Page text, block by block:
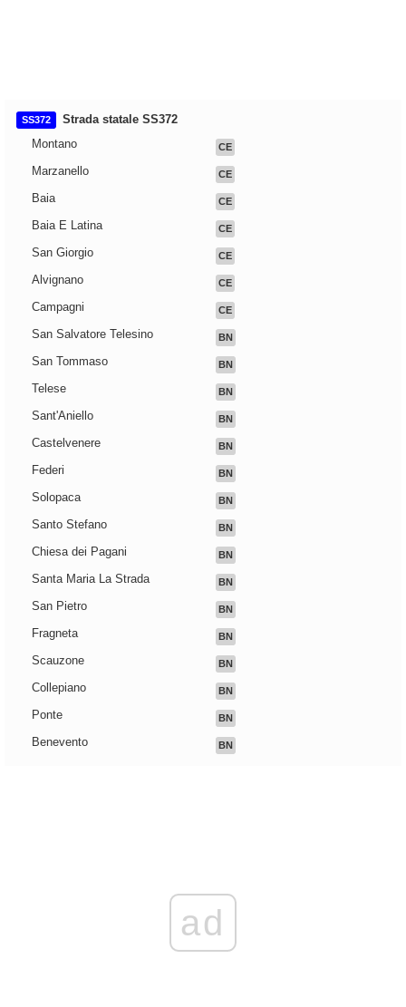
SS372
Strada statale SS372
Montano
CE
Marzanello CE
Baia CE
Baia E Latina CE
San Giorgio CE
Alvignano CE
Campagni CE
San Salvatore Telesino BN
San Tommaso BN
Telese BN
Sant'Aniello BN
Castelvenere BN
Federi BN
Solopaca BN
Santo Stefano BN
Chiesa dei Pagani BN
Santa Maria La Strada BN
San Pietro BN
Fragneta BN
Scauzone BN
Collepiano BN
Ponte BN
Benevento BN
ad